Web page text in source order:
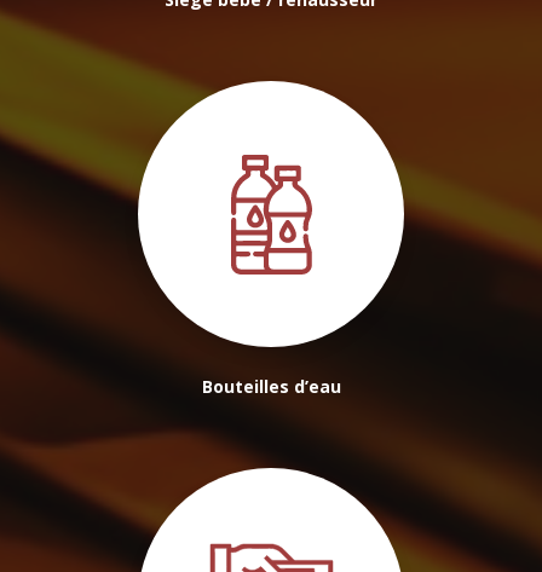
Bouteilles d’eau